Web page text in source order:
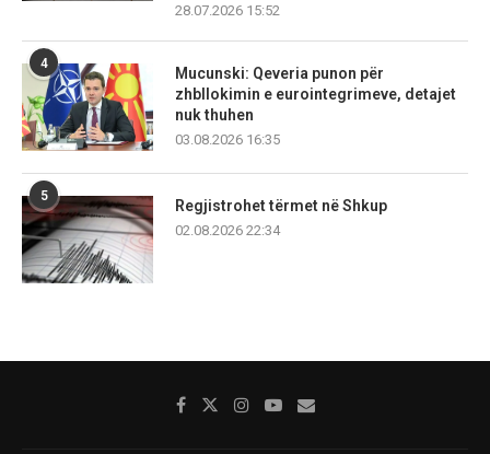
28.07.2026 15:52
4
Mucunski: Qeveria punon për
zhbllokimin e eurointegrimeve, detajet
nuk thuhen
03.08.2026 16:35
5
Regjistrohet tërmet në Shkup
02.08.2026 22:34